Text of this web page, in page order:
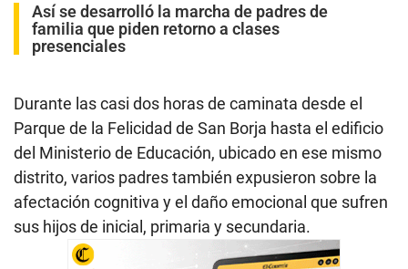
Así se desarrolló la marcha de padres de
familia que piden retorno a clases
presenciales
Durante las casi dos horas de caminata desde el
Parque de la Felicidad de San Borja hasta el edificio
del Ministerio de Educación, ubicado en ese mismo
distrito, varios padres también expusieron sobre la
afectación cognitiva y el daño emocional que sufren
sus hijos de inicial, primaria y secundaria.